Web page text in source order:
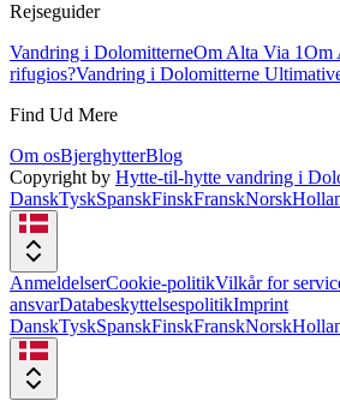
Rejseguider
Vandring i DolomitterneOm Alta Via 1Om
rifugios?Vandring i Dolomitterne
Find Ud Mere
Om osBjerghytterBlog
Copyright by Hytte-til-hytte vandring i
DanskTyskSpanskFinskFranskNorsk
AnmeldelserCookie-politikVilkår for
ansvarDatabeskyttelsespolitikImprint
DanskTyskSpanskFinskFranskNorsk